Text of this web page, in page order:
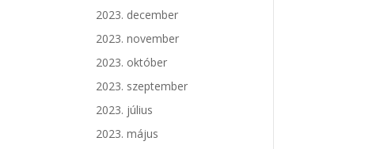
2023. december
2023. november
2023. október
2023. szeptember
2023. július
2023. május